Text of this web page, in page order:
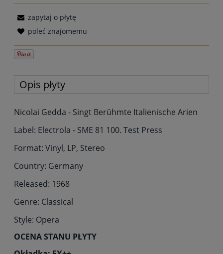
zapytaj o płytę
poleć znajomemu
Opis płyty
Nicolai Gedda - Singt Berühmte Italienische Arien
Label: Electrola - SME 81 100. Test Press
Format: Vinyl, LP, Stereo
Country: Germany
Released: 1968
Genre: Classical
Style: Opera
OCENA STANU PŁYTY